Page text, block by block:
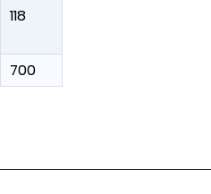
118
700